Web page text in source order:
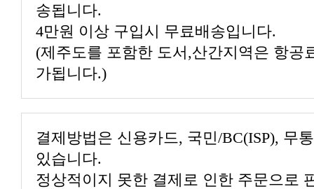
송됩니다.
4만원 이상 구입시 무료배송입니다.
(제주도를 포함한 도서,산간지역은 항공
가됩니다.)
결제방법은 신용카드, 국민/BC(ISP), 무
있습니다.
정상적이지 못한 결제로 인한 주문으로